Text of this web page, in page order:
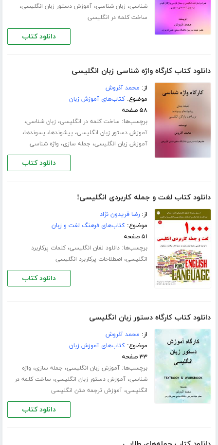
شناسی، زبان شناسی،آموزش دستور زبان انگلیسی،
ساخت کلمه در انگلیسی
دانلود کتاب
دانلود کتاب کارگاه واژه شناسی زبان انگلیسی
از: محمد آذروش
موضوع:کتاب‌های آموزش زبان
۵۸ صفحه
برچسب‌ها: ساخت کلمه در انگلیسی، زبان شناسی،
آموزش دستور زبان انگلیسی، پیشوندها، پسوندها،
آموزش زبان انگلیسی، جمله سازی، واژه شناسی
دانلود کتاب
دانلود کتاب لغت و جمله کاربردی انگلیسی!
از:رضا فریدون نژاد
موضوع:کتاب‌های فرهنگ لغت و زبان
۵۱ صفحه
برچسب‌ها:دانلود لغان انگلیسی،کلمات پرکاربرد
انگلیسی، اصطلاحات پرکاربرد انگلیسی
دانلود کتاب
دانلود کتاب کارگاه دستور زبان انگلیسی
از: محمد آذروش
موضوع:کتاب‌های آموزش زبان
۳۳ صفحه
برچسب‌ها:آموزش زبان انگلیسی، جمله سازی، واژه
شناسی،آموزش دستور زبان انگلیسی، ساخت کلمه در
انگلیسی،آموزش ترجمه متن انگلیسی
دانلود کتاب